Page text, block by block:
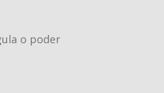
o poder